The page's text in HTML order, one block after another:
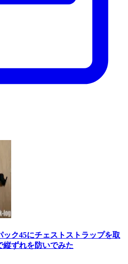
ック45にチェストストラップを取
縦ずれを防いでみた